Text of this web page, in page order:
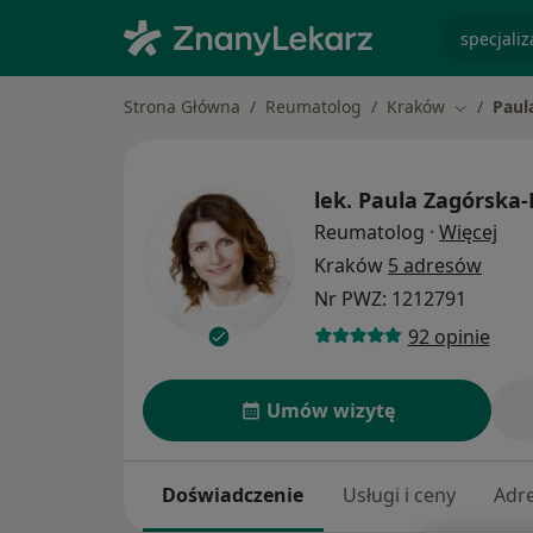
Strona Główna Reumatolog Kraków Zmień
lek. Paula
Reumatolog · Więcej
Kraków 5 adresów
Nr PWZ: 1212791
92 opinie
Umów wizytę
Doświadczenie Usługi i ceny